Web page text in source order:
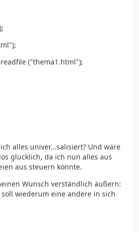
("thema1.html");
alles univer...salisiert? Und wäre
glücklich, da ich nun alles aus
aus steuern könnte.
Wunsch verständlich äußern:
wiederum eine andere in sich